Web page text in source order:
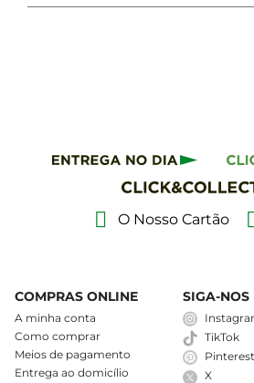
O Nosso Cartão
COMPRAS ONLINE
A minha conta
Como comprar
Meios de pagamento
Entrega ao domicílio
SIGA-NOS
TikTok
Pinterest
X